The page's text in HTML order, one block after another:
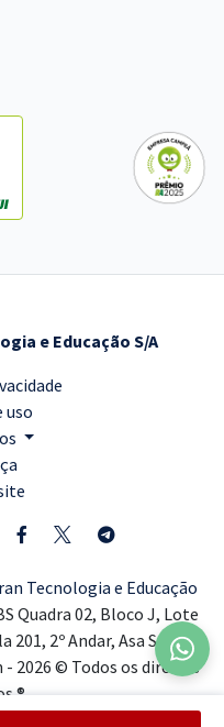
e Educação S/A
uso
Tecnologia e Educação
Quadra 02, Bloco J, Lote
201, 2º Andar, Asa Sul,
- 2026 © Todos os direitos
®